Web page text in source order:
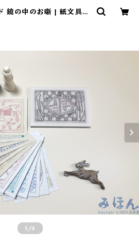
鏡の中のお噺 | 紙文具拵
1 /4